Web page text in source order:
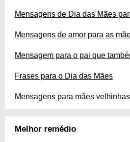
Mensagens de Dia das Mães
Mensagens de amor para as
Mensagem para o pai que
Frases para o Dia das Mães
Mensagens para mães velhinhas
Melhor remédio